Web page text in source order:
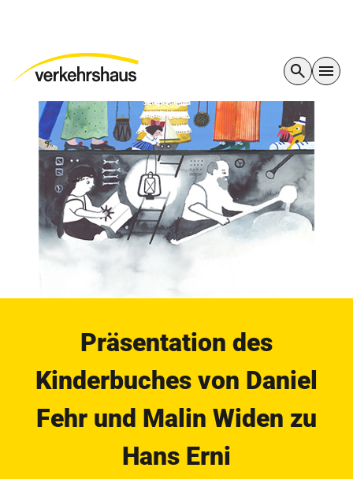
Präsentation des
Kinderbuches von Daniel
Fehr und Malin Widen zu
Hans Erni